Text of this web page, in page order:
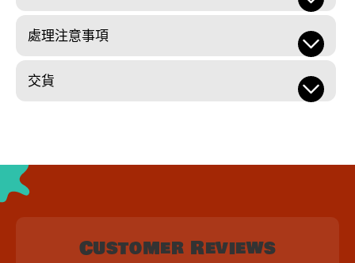
處理注意事項
交貨
Customer Reviews